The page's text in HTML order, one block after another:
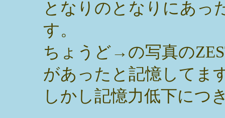
となりのとなりにあっ
す。
ちょうど→の写真の
があったと記憶してま
しかし記憶力低下につ